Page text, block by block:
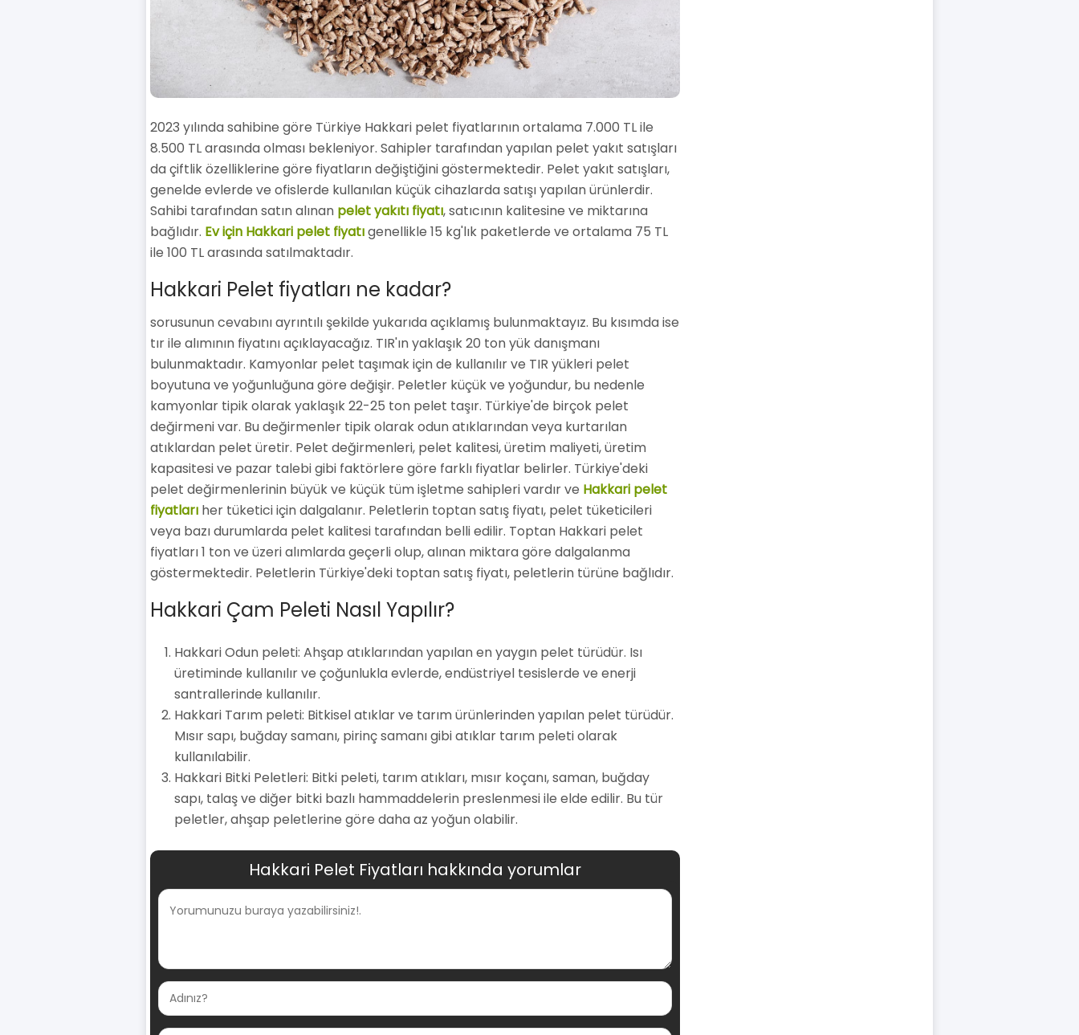
2023 yılında sahibine göre Türkiye Hakkari pelet fiyatlarının ortalama 7.000 TL ile
8.500 TL arasında olması bekleniyor. Sahipler tarafından yapılan pelet yakıt satışları
da çiftlik özelliklerine göre fiyatların değiştiğini göstermektedir. Pelet yakıt satışları,
genelde evlerde ve ofislerde kullanılan küçük cihazlarda satışı yapılan ürünlerdir.
Sahibi tarafından satın alınan pelet yakıtı fiyatı, satıcının kalitesine ve miktarına
bağlıdır. Ev için Hakkari pelet fiyatıgenellikle 15 kg'lık paketlerde ve ortalama 75 TL
ile 100 TL arasında satılmaktadır.
Hakkari Pelet fiyatları ne kadar?
sorusunun cevabını ayrıntılı şekilde yukarıda açıklamış bulunmaktayız. Bu kısımda ise
tır ile alımının fiyatını açıklayacağız. TIR'ın yaklaşık 20 ton yük danışmanı
bulunmaktadır. Kamyonlar pelet taşımak için de kullanılır ve TIR yükleri pelet
boyutuna ve yoğunluğuna göre değişir. Peletler küçük ve yoğundur, bu nedenle
kamyonlar tipik olarak yaklaşık 22-25 ton pelet taşır. Türkiye'de birçok pelet
değirmeni var. Bu değirmenler tipik olarak odun atıklarından veya kurtarılan
atıklardan pelet üretir. Pelet değirmenleri, pelet kalitesi, üretim maliyeti, üretim
kapasitesi ve pazar talebi gibi faktörlere göre farklı fiyatlar belirler. Türkiye'deki
pelet değirmenlerinin büyük ve küçük tüm işletme sahipleri vardır ve Hakkari pelet
fiyatlarıher tüketici için dalgalanır. Peletlerin toptan satış fiyatı, pelet tüketicileri
veya bazı durumlarda pelet kalitesi tarafından belli edilir. Toptan Hakkari pelet
fiyatları 1 ton ve üzeri alımlarda geçerli olup, alınan miktara göre dalgalanma
göstermektedir. Peletlerin Türkiye'deki toptan satış fiyatı, peletlerin türüne bağlıdır.
Hakkari Çam Peleti Nasıl Yapılır?
Hakkari Odun peleti: Ahşap atıklarından yapılan en yaygın pelet türüdür. Isı
üretiminde kullanılır ve çoğunlukla evlerde, endüstriyel tesislerde ve enerji
santrallerinde kullanılır.
Hakkari Tarım peleti: Bitkisel atıklar ve tarım ürünlerinden yapılan pelet türüdür.
Mısır sapı, buğday samanı, pirinç samanı gibi atıklar tarım peleti olarak
kullanılabilir.
Hakkari Bitki Peletleri: Bitki peleti, tarım atıkları, mısır koçanı, saman, buğday
sapı, talaş ve diğer bitki bazlı hammaddelerin preslenmesi ile elde edilir. Bu tür
peletler, ahşap peletlerine göre daha az yoğun olabilir.
Hakkari Pelet Fiyatları hakkında yorumlar